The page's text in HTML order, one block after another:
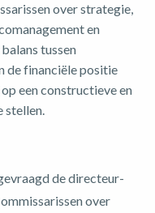
over strategie,
en
tussen
de financiële positie
een constructieve en
stellen.
de directeur-
over